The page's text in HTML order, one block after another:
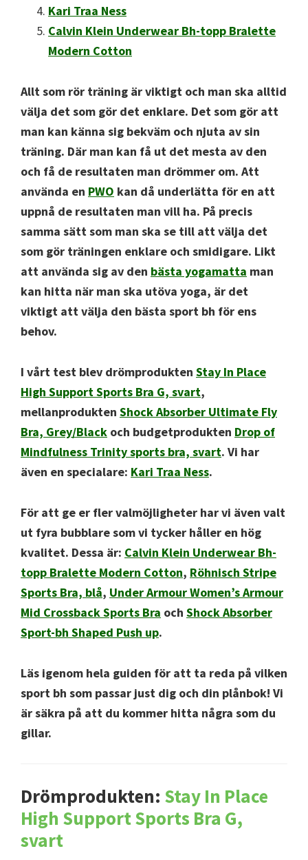
Kari Traa Ness
Calvin Klein Underwear Bh-topp Bralette
Modern Cotton
Allt som rör träning är viktigt och man ska alltid
välja det som gör det enklare. Det som gör att
man kan känna sig bekväm och njuta av sin
träning. Där man kan få ut det mesta av den
och få de resultaten man drömmer om. Att
använda en PWO kan då underlätta för en att
uppnå de resultaten man vill ha. På precis
samma sätt som man ska se till att välja det
som gör träningen enklare och smidigare. Likt
att använda sig av den bästa yogamatta man
kan hitta när man ska utöva yoga, är det
viktigt att välja den bästa sport bh för ens
behov.
I vårt test blev drömprodukten Stay In Place
High Support Sports Bra G, svart,
mellanprodukten Shock Absorber Ultimate Fly
Bra, Grey/Black och budgetprodukten Drop of
Mindfulness Trinity sports bra, svart. Vi har
även en specialare: Kari Traa Ness.
För att ge er fler valmöjligheter har vi även valt
ut fyra bubblare som vi tycker håller en hög
kvalitet. Dessa är: Calvin Klein Underwear Bh-
topp Bralette Modern Cotton, Röhnisch Stripe
Sports Bra, blå, Under Armour Women’s Armour
Mid Crossback Sports Bra och Shock Absorber
Sport-bh Shaped Push up.
Läs igenom hela guiden för att ta reda på vilken
sport bh som passar just dig och din plånbok! Vi
är säkra på att du kommer hitta några som du
gillar.
Drömprodukten: Stay In Place
High Support Sports Bra G,
svart